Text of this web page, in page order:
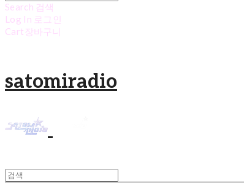
Search 검색
Log In 로그인
Cart 장바구니
satomiradio